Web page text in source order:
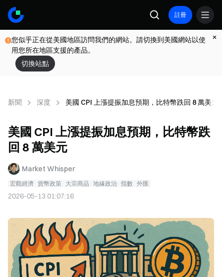
註冊
您似乎正在從美國地區訪問我們的網站。請切換到美國網站以使
用您所在地區支援的產品。
切換站點
新聞 深度 美國 CPI 上漲提振加息預期，比特幣跌回 8 萬美元
美國 CPI 上漲提振加息預期，比特幣跌
回 8 萬美元
Market Whisper
宏觀經濟 貨幣政策 大宗商品 地緣政治 指數 外匯
2026-05-13 01:07:16